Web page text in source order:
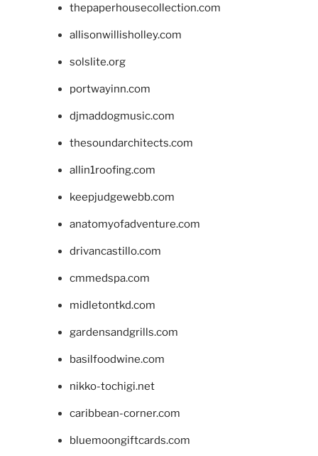
thepaperhousecollection.com
allisonwillisholley.com
solslite.org
portwayinn.com
djmaddogmusic.com
thesoundarchitects.com
allin1roofing.com
keepjudgewebb.com
anatomyofadventure.com
drivancastillo.com
cmmedspa.com
midletontkd.com
gardensandgrills.com
basilfoodwine.com
nikko-tochigi.net
caribbean-corner.com
bluemoongiftcards.com